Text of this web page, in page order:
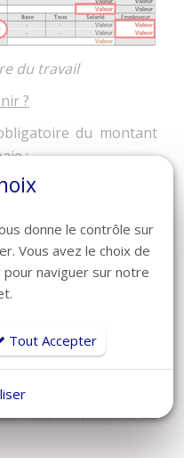
du travail
?
du montant
;
du montant net
les salariés de
leurs revenus nets
.
pour intégrer cette
dans une démarche
des adaptations du
donne le contrôle sur
Vous avez le choix de
naviguer sur notre
Tout Accepter